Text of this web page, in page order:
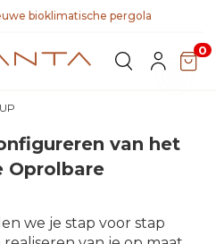
bioklimatische pergola
0
van het
Oprolbare
we je stap voor stap